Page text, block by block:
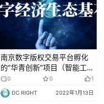
南京数字版权交易平台孵化
的“华青创新”项目（智能工
业云平台及行业解决方案评
为领军人才项目落地苏州吴
江区）APP正式上线
0 0 1
DC RIGHT 2022年1月13日